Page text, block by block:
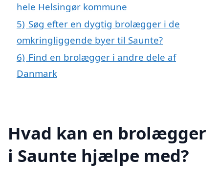
hele Helsingør kommune
5) Søg efter en dygtig brolægger i de
omkringliggende byer til Saunte?
6) Find en brolægger i andre dele af
Danmark
Hvad kan en brolægger
i Saunte hjælpe med?